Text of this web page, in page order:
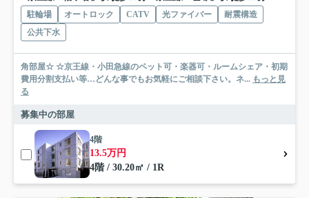
駐輪場 オートロック CATV 光ファイバー
耐震構造
公共下水
角部屋☆ ☆京王線・小田急線のペット可・楽器可・ルームシェア・初期
費用分割支払い等…どんな事でもお気軽にご相談下さい。ネ... もっと見
る
募集中の部屋
4階
13.5万円
4階 / 30.20㎡ / 1R